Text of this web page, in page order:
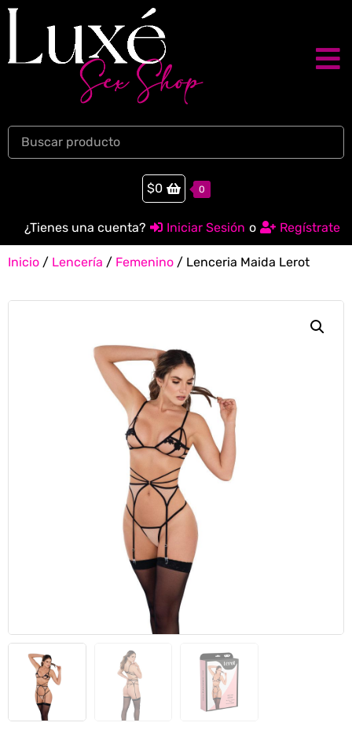
$0 0
¿Tienes una cuenta? Iniciar Sesión o Regístrate
Inicio / Lencería / Femenino / Lenceria Maida Lerot